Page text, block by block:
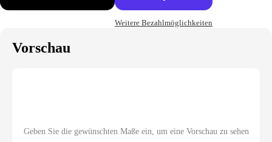
Weitere Bezahlmöglichkeiten
Vorschau
Geben Sie die gewünschten Maße ein, um eine Vorschau zu sehen